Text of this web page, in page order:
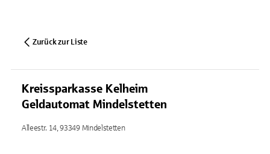
Zurück zur Liste
Kreissparkasse Kelheim
Geldautomat Mindelstetten
Alleestr. 14, 93349 Mindelstetten